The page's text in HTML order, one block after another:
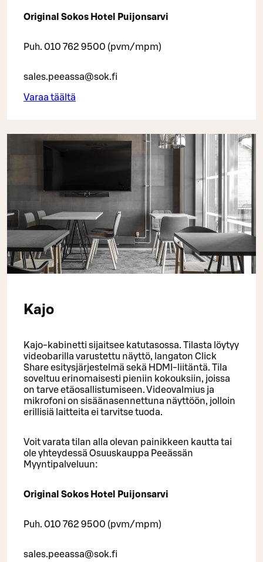
Original Sokos Hotel Puijonsarvi
Puh. 010 762 9500 (pvm/mpm)
sales.peeassa@sok.fi
Varaa täältä
Kajo
Kajo-kabinetti sijaitsee katutasossa. Tilasta löytyy
videobarilla varustettu näyttö, langaton Click
Share esitysjärjestelmä sekä HDMI-liitäntä. Tila
soveltuu erinomaisesti pieniin kokouksiin, joissa
on tarve etäosallistumiseen. Videovalmius ja
mikrofoni on sisäänasennettuna näyttöön, jolloin
erillisiä laitteita ei tarvitse tuoda.
Voit varata tilan alla olevan painikkeen kautta tai
ole yhteydessä Osuuskauppa Peeässän
Myyntipalveluun:
Original Sokos Hotel Puijonsarvi
Puh. 010 762 9500 (pvm/mpm)
sales.peeassa@sok.fi